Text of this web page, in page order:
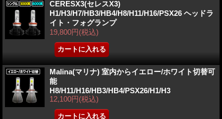
CERESX3(セレスX3)
H1/H3/H7/HB3/HB4/H8/H11/H16/PSX26 ヘッドラ
イト・フォグランプ
19,800円(税込)
Malina(マリナ) 室内からイエロー/ホワイト切替可
能
H8/H11/H16/HB3/HB4/PSX26/H1/H3
12,100円(税込)